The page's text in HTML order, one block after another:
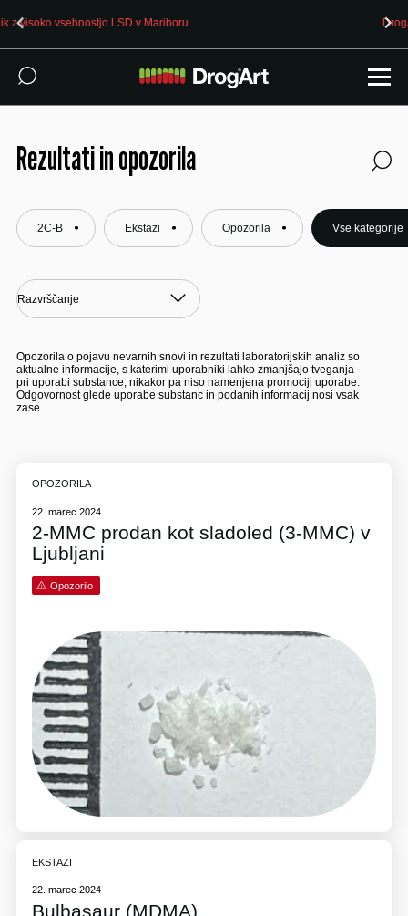
DrogArt zaposluje
Rezultati in opozorila
2C-B Ekstazi Opozorila Vse kategorije
Opozorila o pojavu nevarnih snovi in rezultati laboratorijskih analiz so
aktualne informacije, s katerimi uporabniki lahko zmanjšajo tveganja
pri uporabi substance, nikakor pa niso namenjena promociji uporabe.
Odgovornost glede uporabe substanc in podanih informacij nosi vsak
zase.
OPOZORILA
22. marec 2024
2-MMC prodan kot sladoled (3-MMC) v
Ljubljani
Opozorilo
EKSTAZI
22. marec 2024
Bulbasaur (MDMA)